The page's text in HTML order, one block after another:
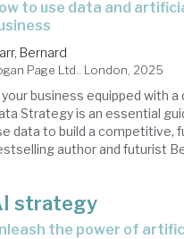
Bernard
Page Ltd.. London, 2025
your business equipped with
Strategy is an essential
data to build a competitive,
author and futurist
strategy
unleash the power of